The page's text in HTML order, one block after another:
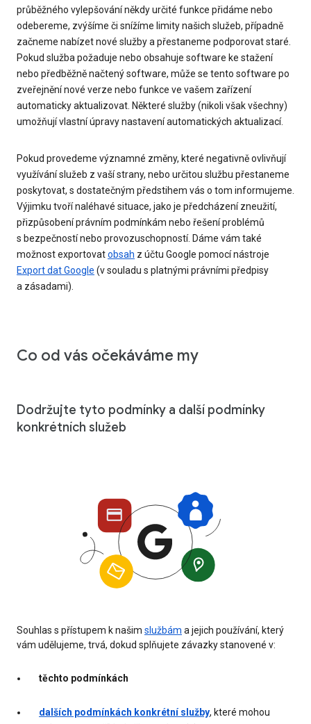
průběžného vylepšování někdy určité funkce přidáme nebo
odebereme, zvýšíme či snížíme limity našich služeb, případně
začneme nabízet nové služby a přestaneme podporovat staré.
Pokud služba požaduje nebo obsahuje software ke stažení
nebo předběžně načtený software, může se tento software po
zveřejnění nové verze nebo funkce ve vašem zařízení
automaticky aktualizovat. Některé služby (nikoli však všechny)
umožňují vlastní úpravy nastavení automatických aktualizací.
Pokud provedeme významné změny, které negativně ovlivňují
využívání služeb z vaší strany, nebo určitou službu přestaneme
poskytovat, s dostatečným předstihem vás o tom informujeme.
Výjimku tvoří naléhavé situace, jako je předcházení zneužití,
přizpůsobení právním podmínkám nebo řešení problémů
s bezpečností nebo provozuschopností. Dáme vám také
možnost exportovatobsah z účtu Google pomocí nástroje
Export dat Google (v souladu s platnými právními předpisy
a zásadami).
Co od vás očekáváme my
Dodržujte tyto podmínky a další podmínky
konkrétních služeb
Souhlas s přístupem k našim službám a jejich používání, který
vám udělujeme, trvá, dokud splňujete závazky stanovené v:
těchto podmínkách
dalších podmínkách konkrétní služby, které mohou